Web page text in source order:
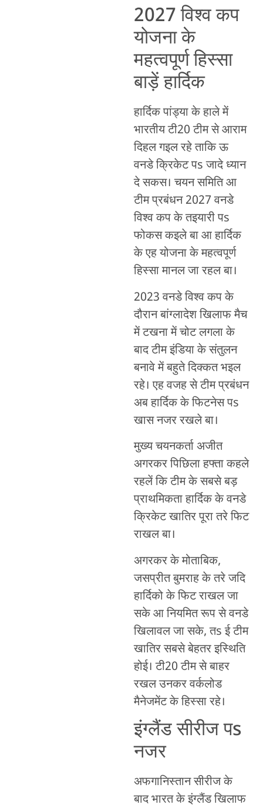
2027 विश्व कप
योजना के
महत्वपूर्ण हिस्सा
बाड़ें हार्दिक
हार्दिक पांड्या के हाले में
भारतीय टी20 टीम से आराम
दिहल गइल रहे ताकि ऊ
वनडे क्रिकेट पs जादे ध्यान
दे सकस। चयन समिति आ
टीम प्रबंधन 2027 वनडे
विश्व कप के तइयारी पs
फोकस कइले बा आ हार्दिक
के एह योजना के महत्वपूर्ण
हिस्सा मानल जा रहल बा।
2023 वनडे विश्व कप के
दौरान बांग्लादेश खिलाफ मैच
में टखना में चोट लगला के
बाद टीम इंडिया के संतुलन
बनावे में बहुते दिक्कत भइल
रहे। एह वजह से टीम प्रबंधन
अब हार्दिक के फिटनेस पs
खास नजर रखले बा।
मुख्य चयनकर्ता अजीत
अगरकर पिछिला हफ्ता कहले
रहलें कि टीम के सबसे बड़
प्राथमिकता हार्दिक के वनडे
क्रिकेट खातिर पूरा तरे फिट
राखल बा।
अगरकर के मोताबिक,
जसप्रीत बुमराह के तरे जदि
हार्दिको के फिट राखल जा
सके आ नियमित रूप से वनडे
खिलावल जा सके, तs ई टीम
खातिर सबसे बेहतर इस्थिति
होई। टी20 टीम से बाहर
रखल उनकर वर्कलोड
मैनेजमेंट के हिस्सा रहे।
इंग्लैंड सीरीज पs
नजर
अफगानिस्तान सीरीज के
बाद भारत के इंग्लैंड खिलाफ